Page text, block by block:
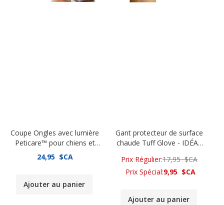
Coupe Ongles avec lumière
Peticare™ pour chiens et
chats
24,95 $CA
Ajouter au panier
Gant protecteur de surface
chaude Tuff Glove - IDÉAL
pièces
Prix Spécial 9,95 $CA
Prix Régulier17,95 $CA
Ajouter au panier